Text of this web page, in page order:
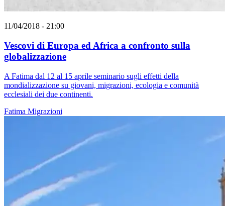
11/04/2018 - 21:00
Vescovi di Europa ed Africa a confronto sulla
globalizzazione
A Fatima dal 12 al 15 aprile seminario sugli effetti della
mondializzazione su giovani, migrazioni, ecologia e comunità
ecclesiali dei due continenti.
Fatima Migrazioni